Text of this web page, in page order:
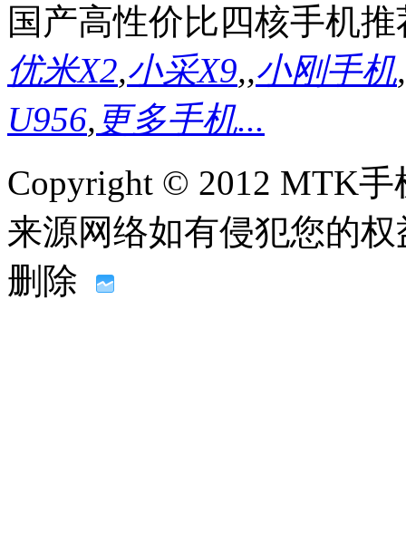
国产高性价比四核手机推
优米X2,小采X9,,小刚手机,
U956, 更多手机...
Copyright © 2012 MTK
来源网络如有侵犯您的
删除